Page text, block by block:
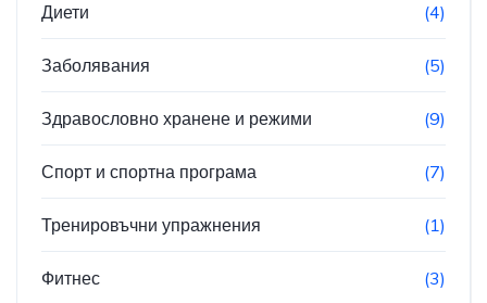
Диети (4)
Заболявания (5)
Здравословно хранене и режими (9)
Спорт и спортна програма (7)
Тренировъчни упражнения (1)
Фитнес (3)